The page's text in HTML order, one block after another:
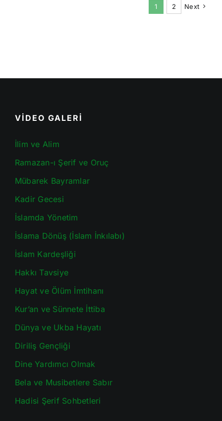
1 2 Next
VİDEO GALERİ
İlim ve Alim
Ramazan-ı Şerif ve Oruç
Mübarek Bayramlar
Kadir Gecesi
İslamda Yönetim
İslama Dönüş (İslam İnkılabı)
İslam Kardeşliği
Hakkı Tavsiye
Hayat ve Ölüm İmtihanı
Kur’an ve Sünnete İttiba
Dünya ve Ukba Hayatı
Diriliş Gençliği
Dine Yardımcı Olmak
Bela ve Musibetlere Sabır
Hadisi Şerif Sohbetleri